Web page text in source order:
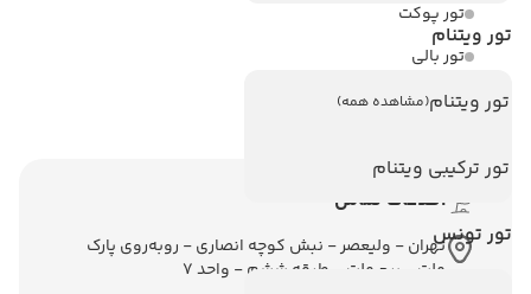
تور ویتنام
تور ویتنام(مشاهده همه)
تور ترکیبی ویتنام
تور تونس
تور پوکت
تور بالی
تور سریلانکا
اطلاعات تماس
تهران - ولیعصر - نبش کوچه انصاری - روبه‌روی پارک
ملت - برج ملت - طبقه ششم - واحد 7